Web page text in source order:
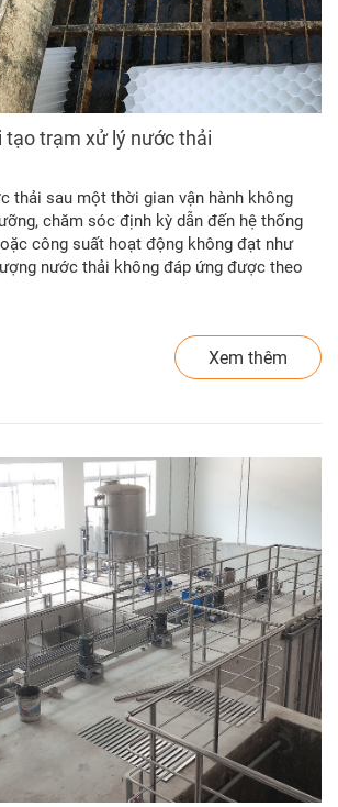
tạo trạm xử lý nước thải
thải sau một thời gian vận hành không
chăm sóc định kỳ dẫn đến hệ thống
công suất hoạt động không đạt như
nước thải không đáp ứng được theo
Xem thêm